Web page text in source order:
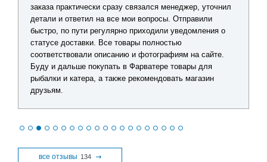
заказа практически сразу связался менеджер, уточнил
детали и ответил на все мои вопросы. Отправили
быстро, по пути регулярно приходили уведомления о
статусе доставки. Все товары полностью
соответствовали описанию и фотографиям на сайте.
Буду и дальше покупать в Фарватере товары для
рыбалки и катера, а также рекомендовать магазин
друзьям.
все отзывы 134